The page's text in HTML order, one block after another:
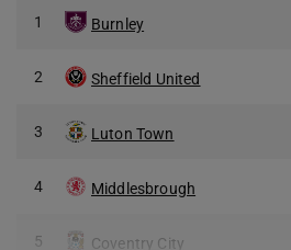
1 Burnley
2 Sheffield United
3 Luton Town
4 Middlesbrough
5 Coventry City